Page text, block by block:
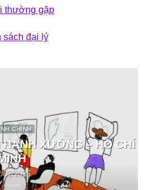
thường gặp
sách đại lý
CHÍNH
XƯỞNG – HỒ CHÍ
02/2026